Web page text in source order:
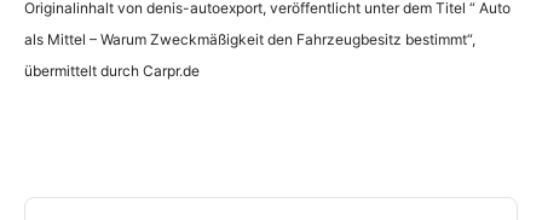
Originalinhalt von denis-autoexport, veröffentlicht unter dem Titel “ Auto
als Mittel – Warum Zweckmäßigkeit den Fahrzeugbesitz bestimmt“,
übermittelt durch Carpr.de